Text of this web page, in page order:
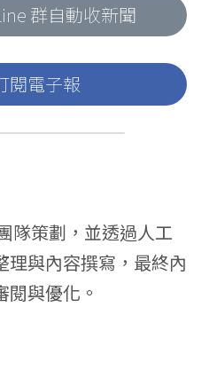
群自動收新聞
閱電子報
隊策劃，並透過人工
理與內容撰寫，最終內
與優化。